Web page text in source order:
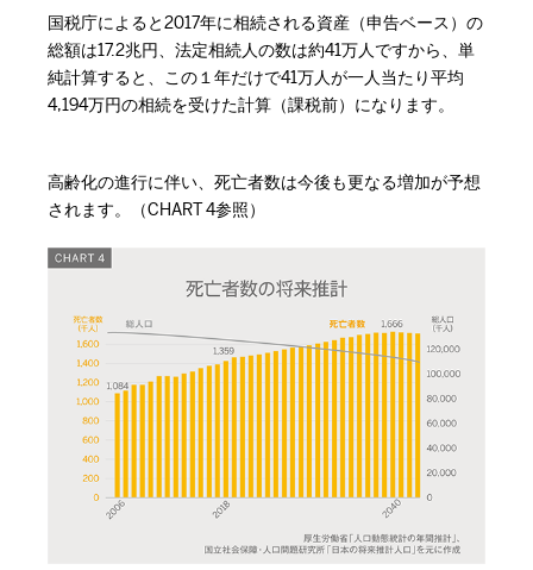
国税庁によると2017年に相続される資産（申告ベース）の
総額は17.2兆円、法定相続人の数は約41万人ですから、単
純計算すると、この１年だけで41万人が一人当たり平均
4,194万円の相続を受けた計算（課税前）になります。
高齢化の進行に伴い、死亡者数は今後も更なる増加が予想
されます。（CHART 4参照）